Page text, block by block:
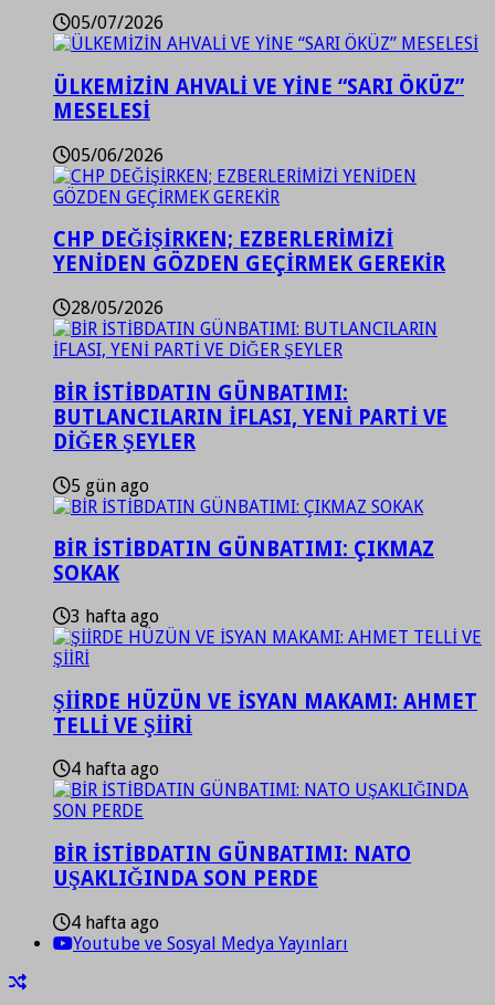
05/07/2026
ÜLKEMİZİN AHVALİ VE YİNE “SARI ÖKÜZ”
MESELESİ
05/06/2026
CHP DEĞİŞİRKEN; EZBERLERİMİZİ
YENİDEN GÖZDEN GEÇİRMEK GEREKİR
28/05/2026
BİR İSTİBDATIN GÜNBATIMI:
BUTLANCILARIN İFLASI, YENİ PARTİ VE
DİĞER ŞEYLER
5 gün ago
BİR İSTİBDATIN GÜNBATIMI: ÇIKMAZ
SOKAK
3 hafta ago
ŞİİRDE HÜZÜN VE İSYAN MAKAMI: AHMET
TELLİ VE ŞİİRİ
4 hafta ago
BİR İSTİBDATIN GÜNBATIMI: NATO
UŞAKLIĞINDA SON PERDE
4 hafta ago
Youtube ve Sosyal Medya Yayınları